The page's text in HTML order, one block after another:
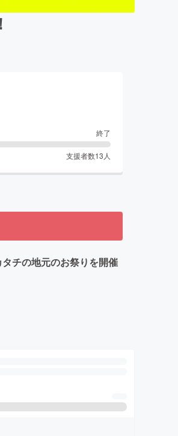
終了
支援者数13 人
チの地元のお祭りを開催